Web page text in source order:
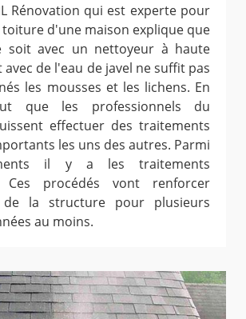
Rénovation qui est experte pour
d'une maison explique que
soit avec un nettoyeur à haute
de l'eau de javel ne suffit pas
les mousses et les lichens. En
que les professionnels du
effectuer des traitements
les uns des autres. Parmi
il y a les traitements
Ces procédés vont renforcer
de la structure pour plusieurs
au moins.